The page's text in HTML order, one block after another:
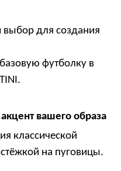
для создания
футболку в
вашего образа
классической
на пуговицы.